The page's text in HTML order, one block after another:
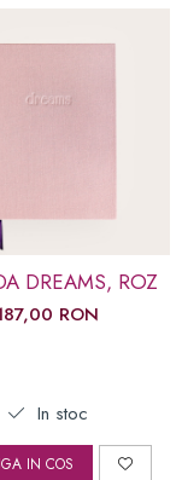
DREAMS, ROZ
RON
In stoc
IN COS